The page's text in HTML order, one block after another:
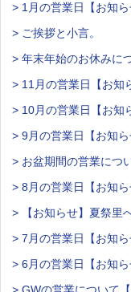
> 1月の営業日【お知ら
> ご挨拶と小言。
> 年末年始のお休みに
> 11月の営業日【お知
> 10月の営業日【お知
> 9月の営業日【お知ら
> お盆期間の営業につ
> 8月の営業日【お知ら
> 【お知らせ】夏祭里
> 7月の営業日【お知ら
> 6月の営業日【お知ら